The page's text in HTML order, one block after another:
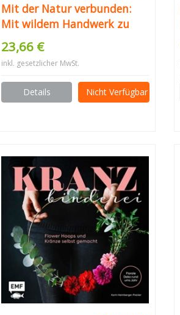
Mit der Natur verbunden:
Mit wildem Handwerk zu
den eigenen Wurzeln finden:
Mit wildem Handwerk zu
den eigenen Wurzeln finden.
Ideen für Naturerfahrung
und Projekte mit
23,66 €
inkl. gesetzlicher MwSt.
Details Nicht Verfügbar